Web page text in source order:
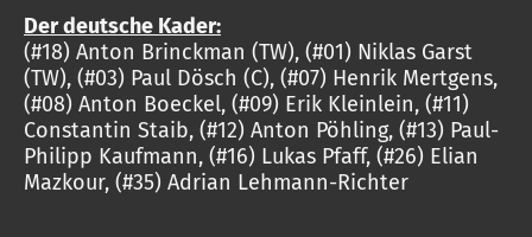
Der deutsche Kader:
(#18) Anton Brinckman (TW), (#01) Niklas Garst
(TW), (#03) Paul Dösch (C), (#07) Henrik Mertgens,
(#08) Anton Boeckel, (#09) Erik Kleinlein, (#11)
Constantin Staib, (#12) Anton Pöhling, (#13) Paul-
Philipp Kaufmann, (#16) Lukas Pfaff, (#26) Elian
Mazkour, (#35) Adrian Lehmann-Richter